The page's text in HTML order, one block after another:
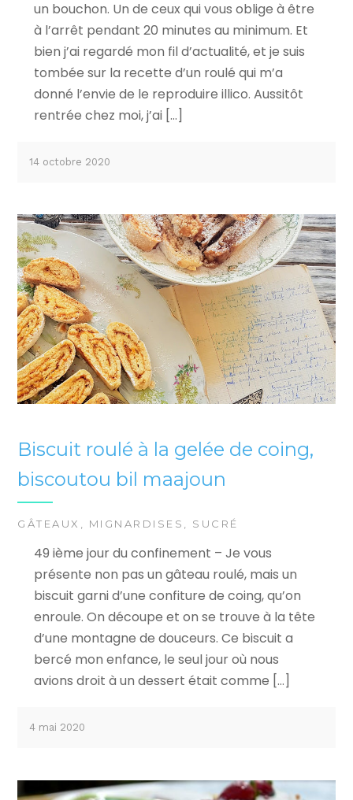
un bouchon. Un de ceux qui vous oblige à être
à l’arrêt pendant 20 minutes au minimum. Et
bien j’ai regardé mon fil d’actualité, et je suis
tombée sur la recette d’un roulé qui m’a
donné l’envie de le reproduire illico. Aussitôt
rentrée chez moi, j’ai […]
14 octobre 2020
Biscuit roulé à la gelée de coing,
biscoutou bil maajoun
GÂTEAUX , MIGNARDISES , SUCRÉ
49 ième jour du confinement – Je vous
présente non pas un gâteau roulé, mais un
biscuit garni d’une confiture de coing, qu’on
enroule. On découpe et on se trouve à la tête
d’une montagne de douceurs. Ce biscuit a
bercé mon enfance, le seul jour où nous
avions droit à un dessert était comme […]
4 mai 2020